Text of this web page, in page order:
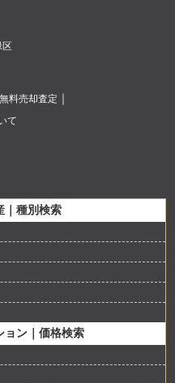
区
無料売却査定
て
｜種別検索
ョン｜価格検索